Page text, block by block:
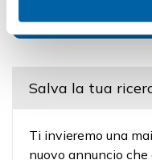
Chiedi
Salva la tua
Ti invieremo una
nuovo annuncio